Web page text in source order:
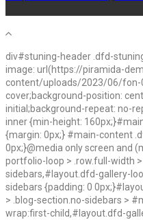
div#stuning-header .dfd-
image: url(https://piramida-
content/uploads/2023/06/fon-
cover;background-position:
initial;background-repeat: no-
inner {min-height:
{margin: 0px;} #main-content
0px;}@media only screen and
portfolio-loop > .row.full-width
sidebars,#layout.dfd-gallery-
sidebars {padding: 0
> .blog-section.no-sidebars >
wrap:first-child,#layout.dfd-